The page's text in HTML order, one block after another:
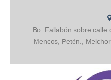
Bo. Fallabón sobre calle
Mencos, Petén.,